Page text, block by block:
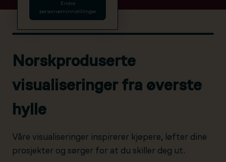
Endre
personverninnstillinger
Norskproduserte
visualiseringer fra øverste
hylle
Våre visualiseringer inspirerer kjøpere, løfter dine
prosjekter og sørger for at du skiller deg ut.